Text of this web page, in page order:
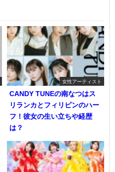
女性アーティスト
CANDY TUNEの南なつはス
リランカとフィリピンのハー
フ！彼女の生い立ちや経歴
は？